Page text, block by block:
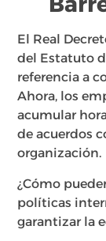
El Real
del Estatuto
referencia a
Ahora, los
acumular
de acuerdos
organización.
¿Cómo
políticas
garantizar la